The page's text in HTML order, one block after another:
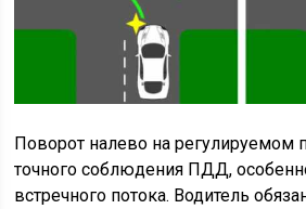
Поворот налево на регулируемом
точного соблюдения ПДД,
встречного потока. Водитель